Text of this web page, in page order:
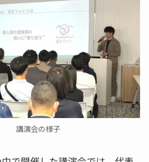
講演会の様子